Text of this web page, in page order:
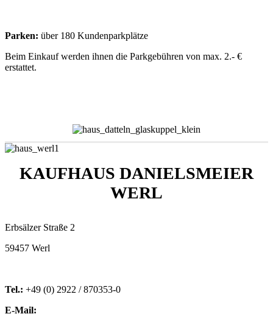
Parken: über 180 Kundenparkplätze
Beim Einkauf werden ihnen die Parkgebühren von max. 2.- €
erstattet.
KAUFHAUS DANIELSMEIER
WERL
Erbsälzer Straße 2
59457 Werl
Tel.: +49 (0) 2922 / 870353-0
E-Mail: